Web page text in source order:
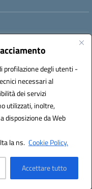
profilazione degli utenti -
necessari al
dei servizi
utilizzati, inoltre,
da Web
la ns. Cookie Policy.
Accettare tutto
(IPA): istsc_RMIC86500P
S.r.l.
Italia